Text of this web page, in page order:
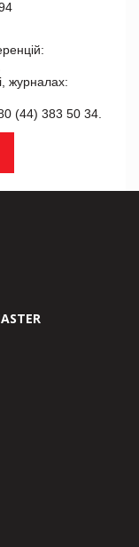
журналах:
(44) 383 50 34.